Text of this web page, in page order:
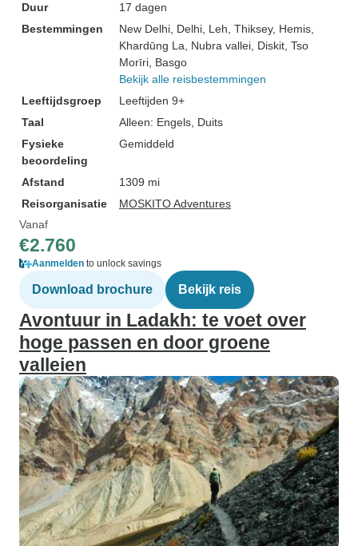
Duur
17 dagen
Bestemmingen
New Delhi , Delhi , Leh , Thiksey, Hemis
Khardūng La , Nubra vallei , Diskit , Tso
Morīri , Basgo
Bekijk alle reisbestemmingen
Leeftijdsgroep
Leeftijden 9+
Taal
Alleen: Engels, Duits
Fysieke
beoordeling
Gemiddeld
Afstand
1309 mi
Reisorganisatie
MOSKITO Adventures
Vanaf
€2.760
Aanmelden to unlock savings
Download brochure Bekijk reis
Avontuur in Ladakh: te voet over
hoge passen en door groene
valleien